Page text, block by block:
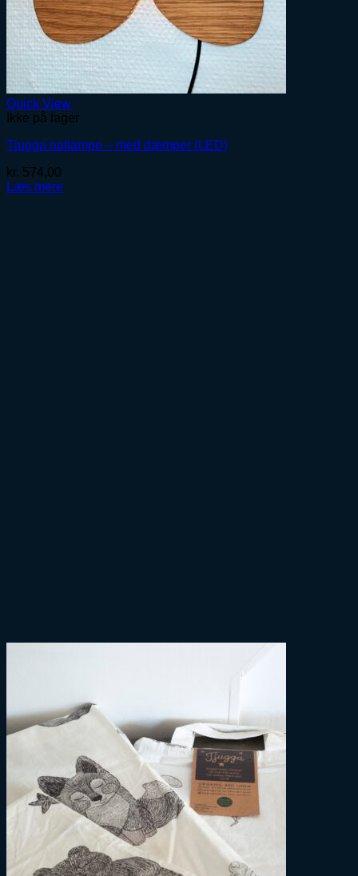
Quick View
Ikke på lager
Tjugga natlampe – med dæmper (LED)
kr. 574,00
Læs mere